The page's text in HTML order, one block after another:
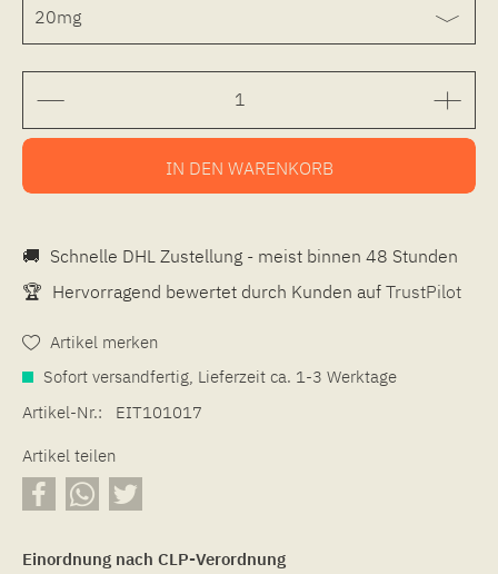
IN DEN WARENKORB
🚚 Schnelle DHL Zustellung - meist binnen 48 Stunden
🏆 Hervorragend bewertet durch Kunden auf TrustPilot
Artikel merken
Sofort versandfertig, Lieferzeit ca. 1-3 Werktage
Artikel-Nr.:
EIT101017
Artikel teilen
Einordnung nach CLP-Verordnung